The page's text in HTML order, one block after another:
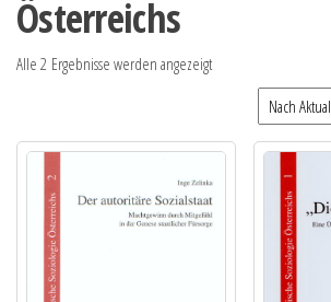
Österreichs
Alle 2 Ergebnisse werden angezeigt